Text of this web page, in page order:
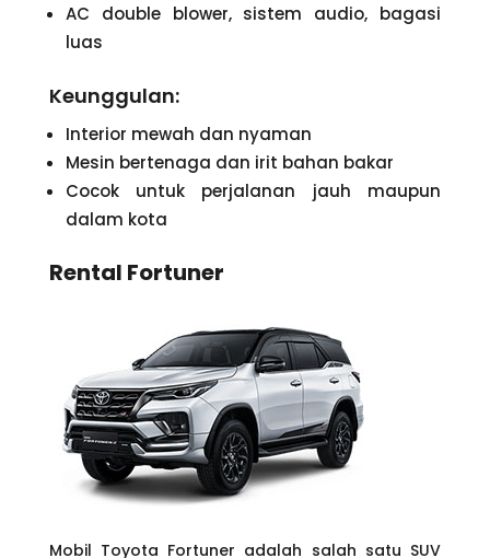
AC double blower, sistem audio, bagasi
luas
Keunggulan:
Interior mewah dan nyaman
Mesin bertenaga dan irit bahan bakar
Cocok untuk perjalanan jauh maupun
dalam kota
Rental Fortuner
Mobil Toyota Fortuner adalah salah satu SUV